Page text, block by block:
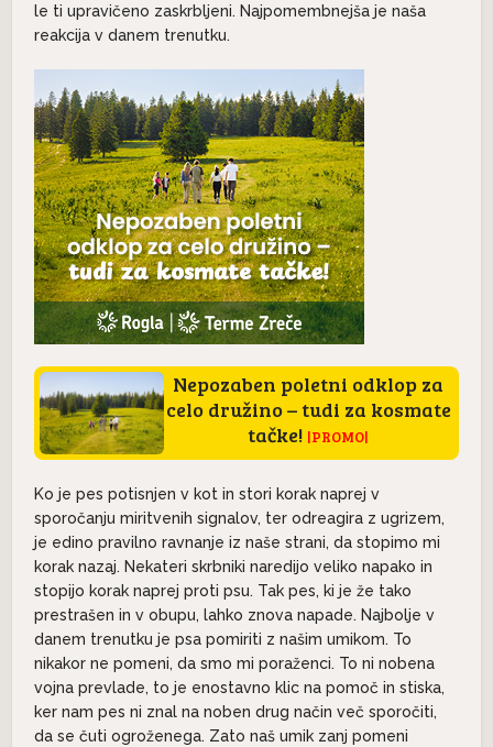
le ti upravičeno zaskrbljeni. Najpomembnejša je naša
reakcija v danem trenutku.
Nepozaben poletni odklop za
celo družino – tudi za kosmate
tačke! |PROMO|
Ko je pes potisnjen v kot in stori korak naprej v
sporočanju miritvenih signalov, ter odreagira z ugrizem,
je edino pravilno ravnanje iz naše strani, da stopimo mi
korak nazaj. Nekateri skrbniki naredijo veliko napako in
stopijo korak naprej proti psu. Tak pes, ki je že tako
prestrašen in v obupu, lahko znova napade. Najbolje v
danem trenutku je psa pomiriti z našim umikom. To
nikakor ne pomeni, da smo mi poraženci. To ni nobena
vojna prevlade, to je enostavno klic na pomoč in stiska,
ker nam pes ni znal na noben drug način več sporočiti,
da se čuti ogroženega. Zato naš umik zanj pomeni